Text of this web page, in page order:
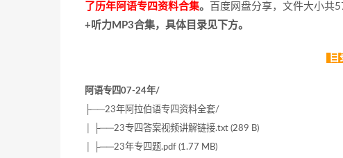
了历年阿语专四资料合集。 百度网盘分享，文件大小共
+听力MP3合集，具体目录见下方。
目
阿语专四07-24年/
├──23年阿拉伯语专四资料全套/
│ ├──23专四答案视频讲解链接.txt (289 B)
│ ├──23年专四题.pdf (1.77 MB)